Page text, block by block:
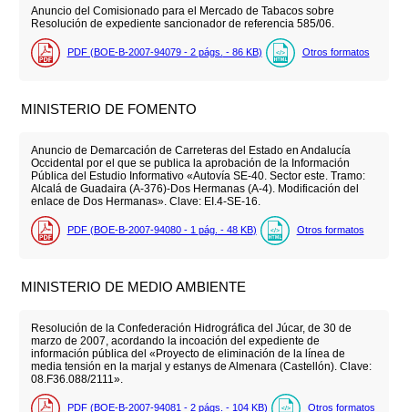
Anuncio del Comisionado para el Mercado de Tabacos sobre
Resolución de expediente sancionador de referencia 585/06.
PDF (BOE-B-2007-94079 - 2 págs. - 86 KB) Otros formatos
MINISTERIO DE FOMENTO
Anuncio de Demarcación de Carreteras del Estado en Andalucía
Occidental por el que se publica la aprobación de la Información
Pública del Estudio Informativo «Autovía SE-40. Sector este. Tramo:
Alcalá de Guadaira (A-376)-Dos Hermanas (A-4). Modificación del
enlace de Dos Hermanas». Clave: EI.4-SE-16.
PDF (BOE-B-2007-94080 - 1 pág. - 48 KB) Otros formatos
MINISTERIO DE MEDIO AMBIENTE
Resolución de la Confederación Hidrográfica del Júcar, de 30 de
marzo de 2007, acordando la incoación del expediente de
información pública del «Proyecto de eliminación de la línea de
media tensión en la marjal y estanys de Almenara (Castellón). Clave:
08.F36.088/2111».
PDF (BOE-B-2007-94081 - 2 págs. - 104 KB) Otros formatos